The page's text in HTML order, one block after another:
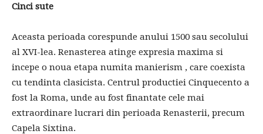
Cinci sute
Aceasta perioada corespunde anului 1500 sau secolului
al XVI-lea. Renasterea atinge expresia maxima si
incepe o noua etapa numita manierism , care coexista
cu tendinta clasicista. Centrul productiei Cinquecento a
fost la Roma, unde au fost finantate cele mai
extraordinare lucrari din perioada Renasterii, precum
Capela Sixtina.